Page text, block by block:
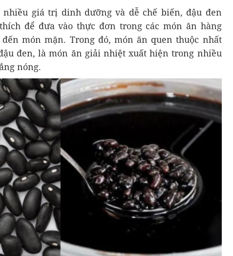
nhiều giá trị dinh dưỡng và dễ chế biến, đậu đen
để đưa vào thực đơn trong các món ăn hàng
món mặn. Trong đó, món ăn quen thuộc nhất
đen, là món ăn giải nhiệt xuất hiện trong nhiều
nóng.